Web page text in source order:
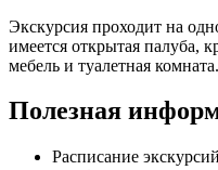
Экскурсия проходит на
имеется открытая палуба,
мебель и туалетная комната.
Полезная
Расписание